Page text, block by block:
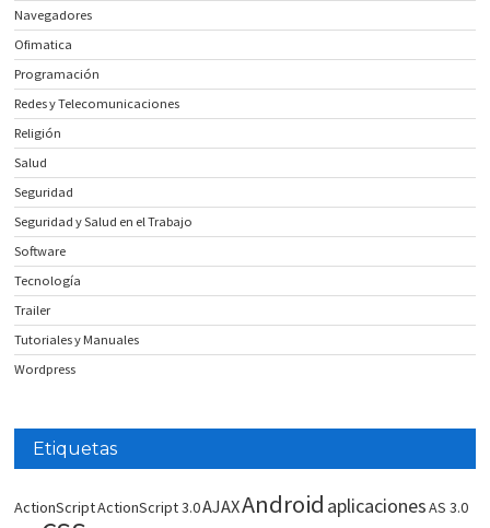
Navegadores
Ofimatica
Programación
Redes y Telecomunicaciones
Religión
Salud
Seguridad
Seguridad y Salud en el Trabajo
Software
Tecnología
Trailer
Tutoriales y Manuales
Wordpress
Etiquetas
ActionScriptActionScript 3.0AJAXAndroid aplicacionesAS 3.0